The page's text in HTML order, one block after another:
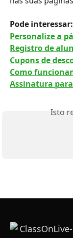
Pode interessar:
Personalize a
Registro de
Cupons de
Como
Assinatura
Isto